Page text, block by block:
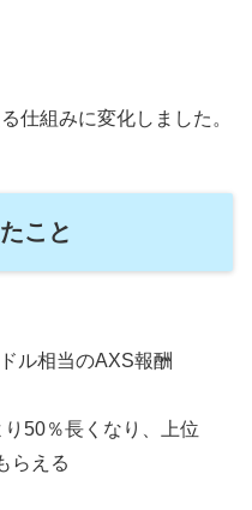
仕組みに変化しました。
こと
ル相当のAXS報酬
り50％長くなり、上位
らえる